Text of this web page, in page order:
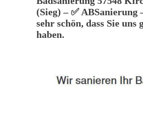
(Sieg) – ✅ ABSanierung
sehr schön, dass Sie uns
haben.